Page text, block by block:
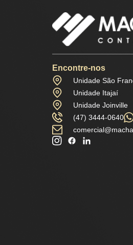
Encontre-nos
Unidade São
Unidade Itajaí
Unidade Joinville
(47) 3444-0640